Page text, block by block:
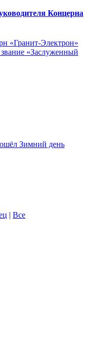
Концерна
«Гранит-Электрон»
«Заслуженный
Зимний день
| Все